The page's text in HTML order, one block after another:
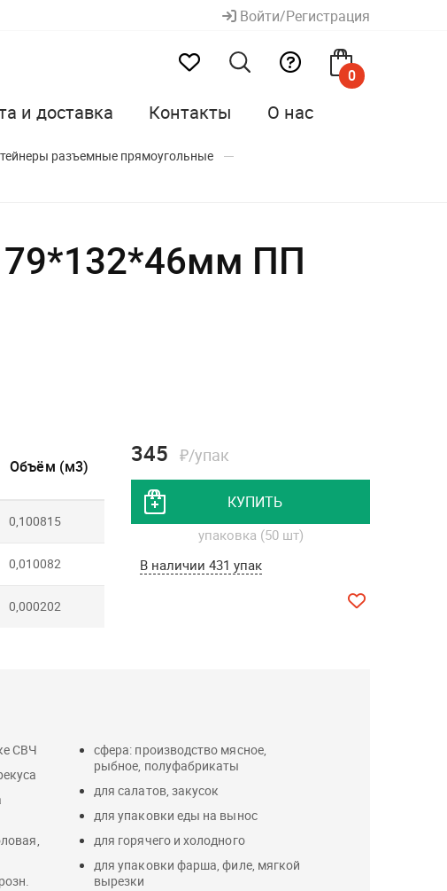
Войти/Регистрация
0
и доставка Контакты О нас
разъемные прямоугольные
ПП
Объём (м3)
0,100815
0,010082
0,000202
345 ₽/упак
КУПИТЬ
упаковка (50 шт)
В наличии 431 упак
СВЧ
сфера: производство мясное,
рыбное, полуфабрикаты
для салатов, закусок
для упаковки еды на вынос
для горячего и холодного
для упаковки фарша, филе, мягкой
вырезки